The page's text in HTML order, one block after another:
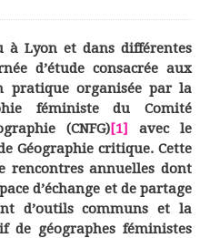
à Lyon et dans différentes
d’étude consacrée aux
pratique organisée par la
féministe du Comité
(CNFG)[1] avec le
Géographie critique. Cette
rencontres annuelles dont
d’échange et de partage
d’outils communs et la
de géographes féministes